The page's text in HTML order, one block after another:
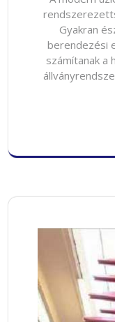
Gyakran
berendezési
számítanak a